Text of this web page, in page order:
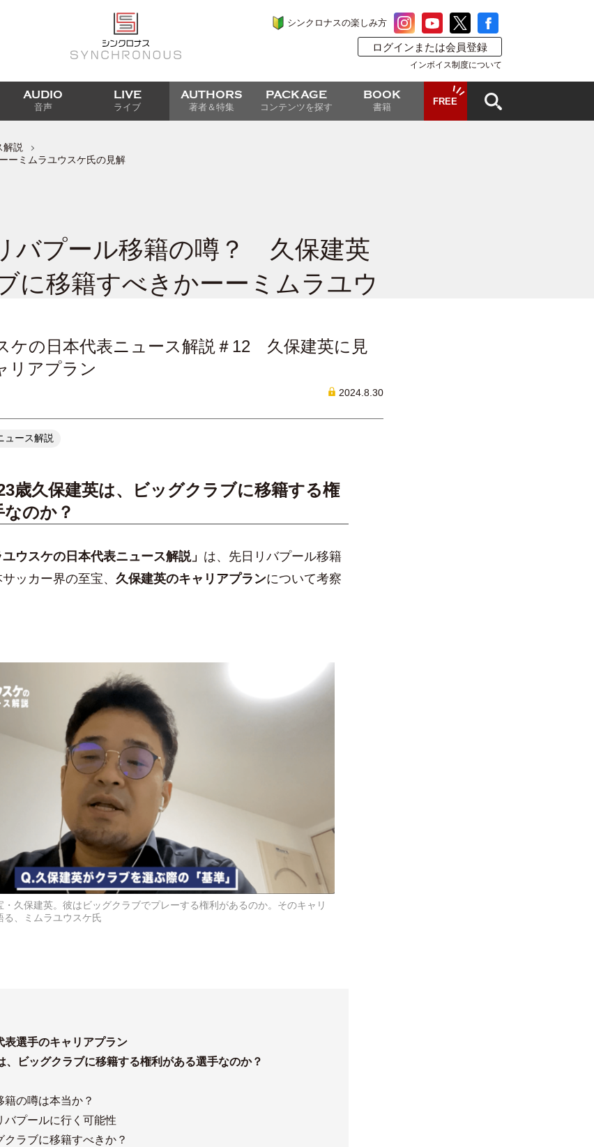
シンクロナスの楽しみ方
ログインまたは会員登録
インボイス制度について
AUDIO
音声
LIVE
ライブ
AUTHORS
著者＆特集
PACKAGE
コンテンツを探す
BOOK
書籍
FREE
解説
ーミムラユウスケ氏の見解
バプール移籍の噂？ 久保建英
に移籍すべきかーーミムラユウ
ケの日本代表ニュース解説＃12 久保建英に見
リアプラン
2024.8.30
ュース解説
23歳久保建英は、ビッグクラブに移籍する権
のか？
ユウスケの日本代表ニュース解説」 は、先日リバプール移籍
ッカー界の至宝、 久保建英のキャリアプランについて考察
・久保建英。彼はビッグクラブでプレーする権利があるのか。そのキャリ
る、ミムラユウスケ氏
表選手のキャリアプラン
、ビッグクラブに移籍する権利がある選手なのか？
籍の噂は本当か？
バプールに行く可能性
クラブに移籍すべきか？